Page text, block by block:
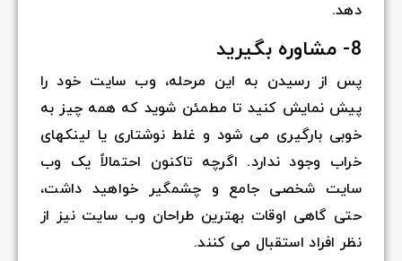
دهد.
8- مشاوره بگیرید
پس از رسیدن به این مرحله، وب سایت خود را
پیش نمایش کنید تا مطمئن شوید که همه چیز به
خوبی بارگیری می شود و غلط نوشتاری یا لینکهای
خراب وجود ندارد. اگرچه تاکنون احتمالاً یک وب
سایت شخصی جامع و چشمگیر خواهید داشت،
حتی گاهی اوقات بهترین طراحان وب سایت نیز از
نظر افراد استقبال می کنند.